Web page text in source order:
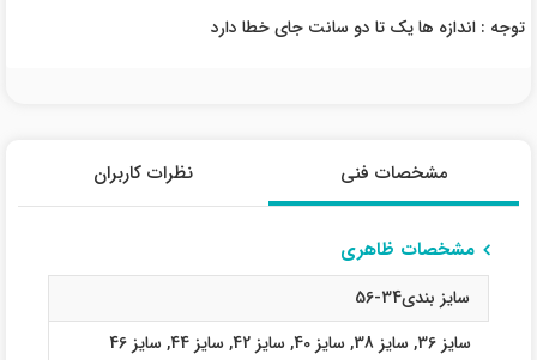
توجه : اندازه ها یک تا دو سانت جای خطا دارد
مشخصات فنی نظرات کاربران
مشخصات ظاهری
سایز بندی34-56
سایز 36
, سایز 38 , سایز 40 , سایز 42 , سایز 44 , سایز 46